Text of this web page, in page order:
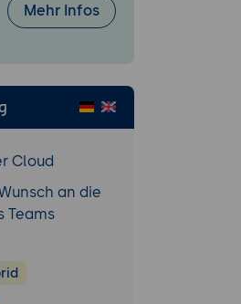
Mehr Infos
Cloud
an die
Teams